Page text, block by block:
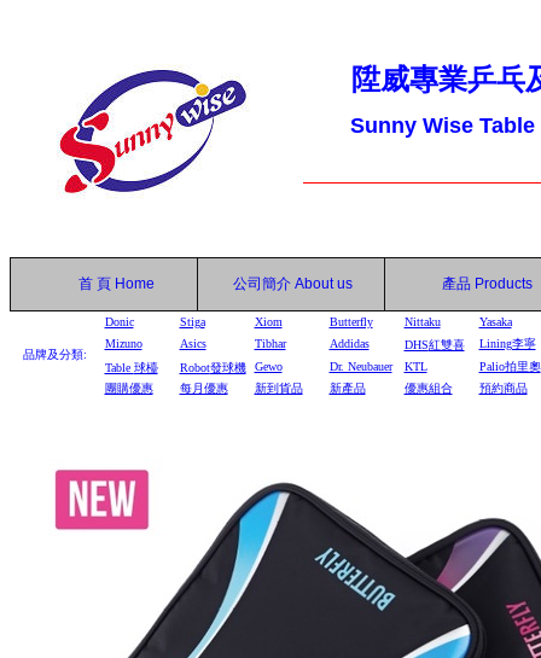
陞威專業乒乓
Sunny Wise
首 頁 Home 公司簡介 About us 產品 Products
品牌及分類:
Donic Stiga Xiom Butterfly Nittaku
Yasaka
Mizuno
Asics Tibhar Addidas DHS紅雙喜
Lining李寧
Table 球檯 Robot發球機 Gewo Dr. Neubauer KTL
Palio拍里奧
團購優惠
每月優惠 新到貨品 新產品 優惠組合 預約商品